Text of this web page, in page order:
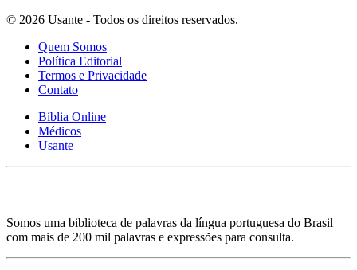
© 2026 Usante - Todos os direitos reservados.
Quem Somos
Política Editorial
Termos e Privacidade
Contato
Bíblia Online
Médicos
Usante
Somos uma biblioteca de palavras da língua portuguesa do Brasil
com mais de 200 mil palavras e expressões para consulta.